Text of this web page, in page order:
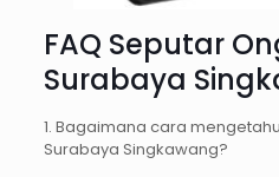
FAQ Seputar
Surabaya
1. Bagaimana cara
Surabaya Singkawang?